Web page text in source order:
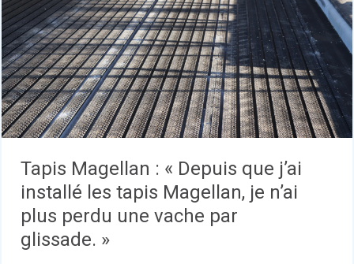
Tapis Magellan : « Depuis que j’ai
installé les tapis Magellan, je n’ai
plus perdu une vache par
glissade. »